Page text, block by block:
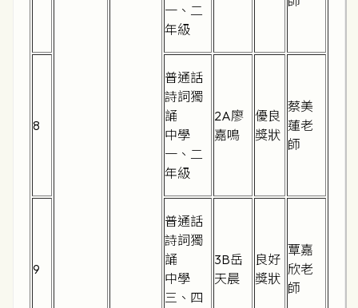
一、二
年級
8
普通話
詩詞獨
誦
中學
一、二
年級
2A廖
嘉鳴
優良
獎狀
蔡美
蓮老
師
9
普通話
詩詞獨
誦
中學
三、四
3B岳
天晨
良好
獎狀
覃嘉
欣老
師